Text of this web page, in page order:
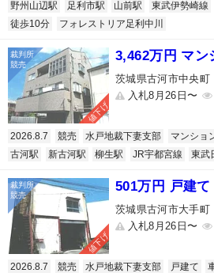
野州山辺駅
足利市駅 山前駅 東武伊勢崎線
徒歩10分
フォレストリア足利中川
値下げ
3,462万円 マン
茨城県古河市中央町
入札8月26日〜
2026.8.7 競売 水戸地裁下妻支部 マンショ
古河駅
新古河駅 柳生駅 JR宇都宮線 東武
値下げ
501万円 戸建て
茨城県古河市大手町
入札8月26日〜
2026.8.7 競売 水戸地裁下妻支部 戸建て